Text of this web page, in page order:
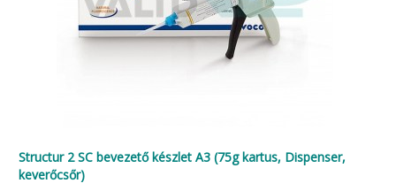
Structur 2 SC bevezető készlet A3 (75g kartus, Dispenser,
keverőcsőr)